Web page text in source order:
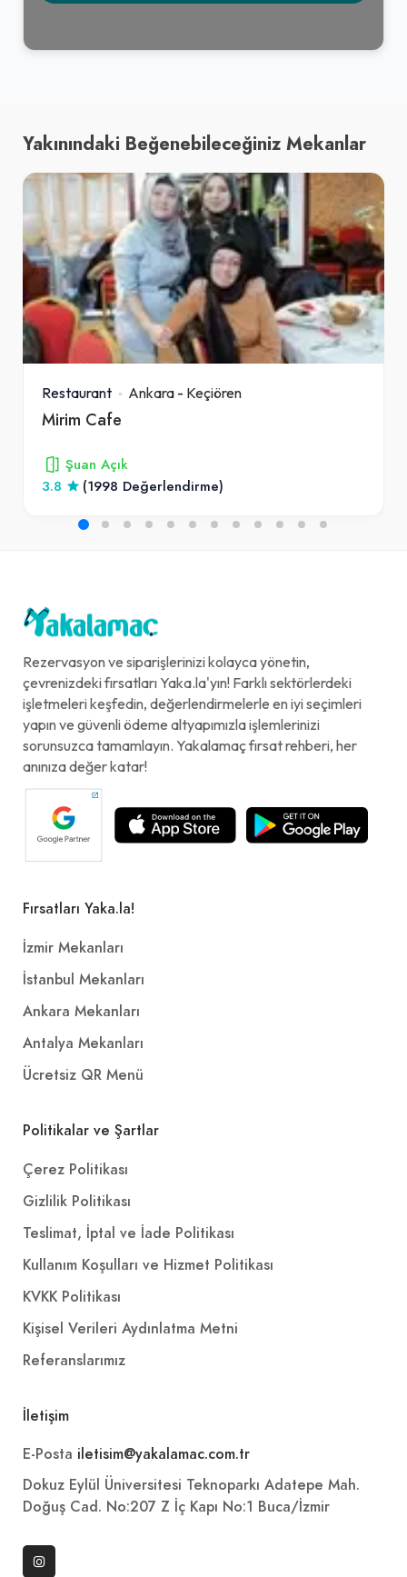
Yakınındaki Beğenebileceğiniz Mekanlar
Restaurant Ankara - Keçiören
Mirim Cafe
Şuan Açık
3.8
(1998 Değerlendirme)
Rezervasyon ve siparişlerinizi kolayca yönetin,
çevrenizdeki fırsatları Yaka.la'yın! Farklı sektörlerdeki
işletmeleri keşfedin, değerlendirmelerle en iyi seçimleri
yapın ve güvenli ödeme altyapımızla işlemlerinizi
sorunsuzca tamamlayın. Yakalamaç fırsat rehberi, her
anınıza değer katar!
Fırsatları Yaka.la!
İzmir Mekanları
İstanbul Mekanları
Ankara Mekanları
Antalya Mekanları
Ücretsiz QR Menü
Politikalar ve Şartlar
Çerez Politikası
Gizlilik Politikası
Teslimat, İptal ve İade Politikası
Kullanım Koşulları ve Hizmet Politikası
KVKK Politikası
Kişisel Verileri Aydınlatma Metni
Referanslarımız
İletişim
E-Posta iletisim@yakalamac.com.tr
Dokuz Eylül Üniversitesi Teknoparkı Adatepe Mah.
Doğuş Cad. No:207 Z İç Kapı No:1 Buca/İzmir